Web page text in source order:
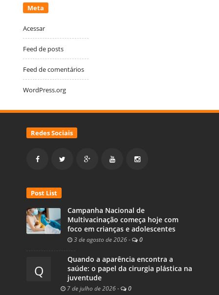
Meta
Acessar
Feed de posts
Feed de comentários
WordPress.org
Redes Sociais
Post List
Campanha Nacional de
Multivacinação começa hoje com
foco em crianças e adolescentes
3 de agosto de 2026 - 0
Q
Quando a aparência encontra a
saúde: o papel da cirurgia plástica na
juventude
7 de julho de 2026 - 0